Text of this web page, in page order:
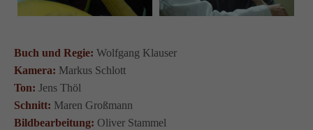
Buch und Regie: Wolfgang Klauser
Kamera: Markus Schlott
Ton: Jens Thöl
Schnitt: Maren Großmann
Bildbearbeitung: Oliver Stammel